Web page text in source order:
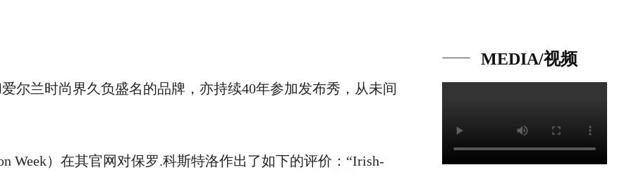
尔兰时尚界久负盛名的品牌，亦持续40年参加发布秀，从未间
Week）在其官网对保罗.科斯特洛作出了如下的评价：“Irish-
MEDIA/视频